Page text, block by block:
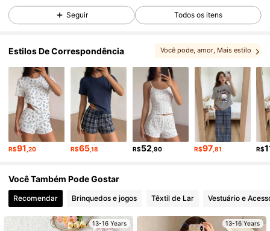
4,87 11K Seguidores
4,87 11K Seguidores
4,87 11K Seguidores
11K Seguidores
4,87 11K Seguidores
4,87 11K Seguidores
Seguir Todos os itens
Estilos De Correspondência Você pode, amor, Mais estilo
, Itens relacionados
R$91 ,20 R$65,18 R$52 ,90 R$97 ,81 R$
Você Também Pode Gostar
Recomendar Brinquedos e jogos Têxtil de Lar Vestuário e
13-16 Years 13-16 Years